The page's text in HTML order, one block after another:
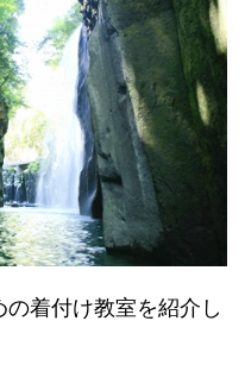
着付け教室を紹介し